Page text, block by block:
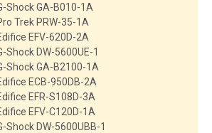
Shock GA-B010-1A
Trek PRW-35-1A
EFV-620D-2A
Shock DW-5600UE-1
Shock GA-B2100-1A
ECB-950DB-2A
EFR-S108D-3A
EFV-C120D-1A
Shock DW-5600UBB-1